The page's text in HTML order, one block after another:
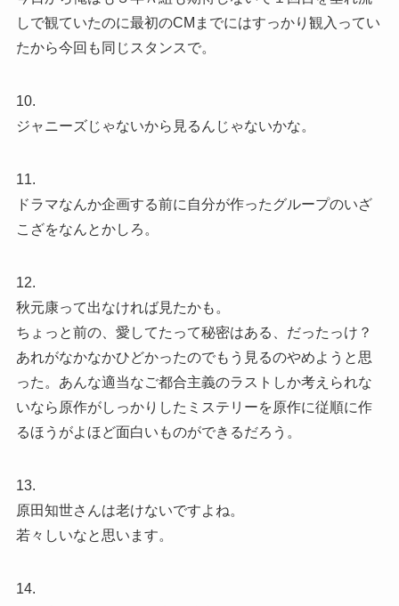
しで観ていたのに最初のCMまでにはすっかり観入ってい
たから今回も同じスタンスで。
10.
ジャニーズじゃないから見るんじゃないかな。
11.
ドラマなんか企画する前に自分が作ったグループのいざ
こざをなんとかしろ。
12.
秋元康って出なければ見たかも。
ちょっと前の、愛してたって秘密はある、だったっけ？
あれがなかなかひどかったのでもう見るのやめようと思
った。あんな適当なご都合主義のラストしか考えられな
いなら原作がしっかりしたミステリーを原作に従順に作
るほうがよほど面白いものができるだろう。
13.
原田知世さんは老けないですよね。
若々しいなと思います。
14.